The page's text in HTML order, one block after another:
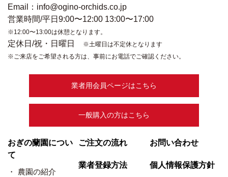
Email：info@ogino-orchids.co.jp
営業時間/平日9:00〜12:00 13:00〜17:00
※12:00〜13:00は休憩となります。
定休日/祝・日曜日
※土曜日は不定休となります
※ご来店をご希望される方は、事前にお電話でご確認ください。
業者用会員ページはこちら
一般購入の方はこちら
おぎの蘭園につい
て
農園の紹介
ご注文の流れ
業者登録方法
お問い合わせ
個人情報保護方針